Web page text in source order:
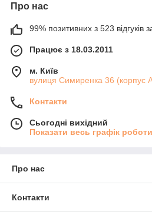
Про нас
99% позитивних з 523 відгуків
Працює з 18.03.2011
м. Київ
вулиця Симиренка 36 (корпус
Контакти
Сьогодні вихідний
Показати весь графік роботи
Про нас
Контакти